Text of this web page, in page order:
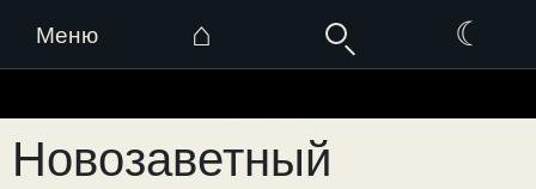
Меню ⌂ ☾
к
содержимому
Новозаветный